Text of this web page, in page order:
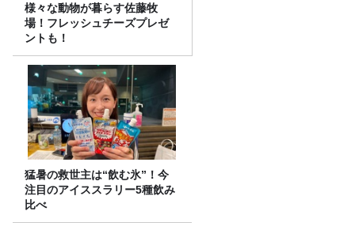
様々な動物が暮らす佐藤牧
場！フレッシュチーズプレゼ
ントも！
猛暑の救世主は“飲む氷”！今
注目のアイススラリー5種飲み
比べ